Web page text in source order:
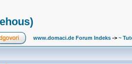
www.domaci.de Forum Indeks -> ~